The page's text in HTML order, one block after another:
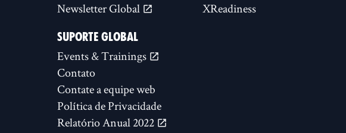
Newsletter Global
XReadiness
SUPORTE GLOBAL
Events & Trainings
Contato
Contate a equipe web
Política de Privacidade
Relatório Anual 2022